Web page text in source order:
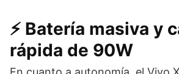
⚡ Batería masiva y
rápida de 90W